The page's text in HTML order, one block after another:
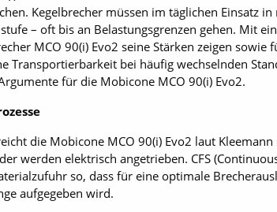
Kegelbrecher müssen im täglichen Einsatz
– oft bis an Belastungsgrenzen gehen. Mit
MCO 90(i) Evo2 seine Stärken zeigen sowie
Transportierbarkeit bei häufig wechselnden
für die Mobicone MCO 90(i) Evo2.
die Mobicone MCO 90(i) Evo2 laut
werden elektrisch angetrieben. CFS
so, dass für eine optimale
aufgegeben wird.